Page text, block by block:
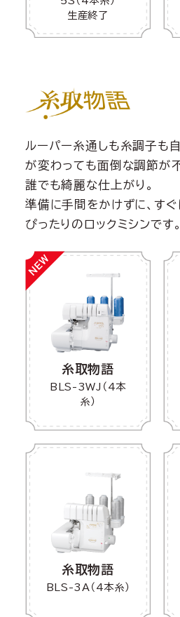
生産終了
ルーパー糸通しも糸調子も
が変わっても面倒な調節が
誰でも綺麗な仕上がり。
準備に手間をかけずに、す
ぴったりのロックミシンです。
糸取物語
BLS-3WJ（4本
糸）
糸取物語
BLS-3A（4本糸）